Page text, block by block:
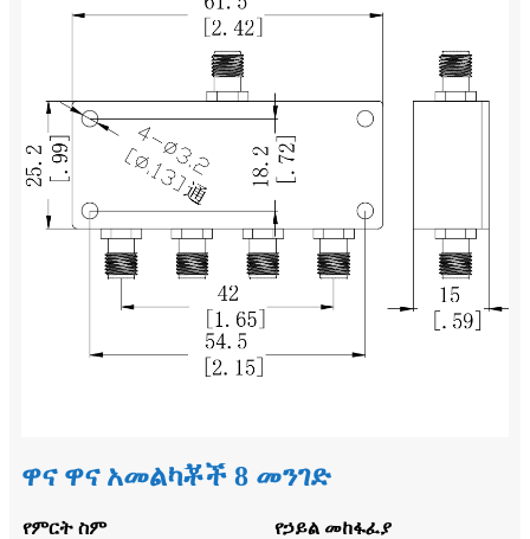
ዋና ዋና አመልካቾች 8 መንገድ
የምርት ስም
የኃይል መከፋፈያ